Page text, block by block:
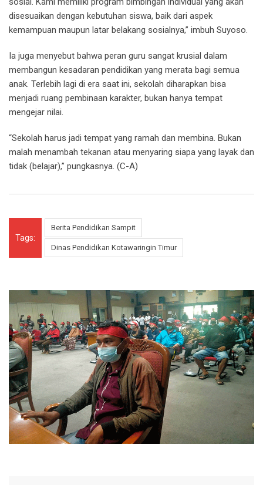
disesuaikan dengan kebutuhan siswa, baik dari aspek
kemampuan maupun latar belakang sosialnya,” imbuh Suyoso.
Ia juga menyebut bahwa peran guru sangat krusial dalam
membangun kesadaran pendidikan yang merata bagi semua
anak. Terlebih lagi di era saat ini, sekolah diharapkan bisa
menjadi ruang pembinaan karakter, bukan hanya tempat
mengejar nilai.
“Sekolah harus jadi tempat yang ramah dan membina. Bukan
malah menambah tekanan atau menyaring siapa yang layak dan
tidak (belajar),” pungkasnya. (C-A)
Tags:
Berita Pendidikan Sampit
Dinas Pendidikan Kotawaringin Timur